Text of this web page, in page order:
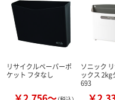
リサイクルペーパーポ
ケット フタなし
ソニック
ックス 2kg
693